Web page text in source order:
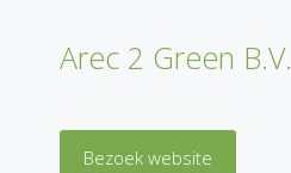
Arec 2 Green B.V.
Bezoek website